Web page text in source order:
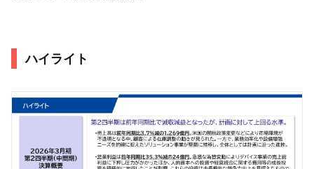
ハイライト